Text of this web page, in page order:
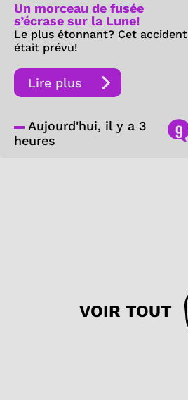
Un morceau de fusée
s’écrase sur la Lune!
Le plus étonnant? Cet accident
était prévu!
Lire plus
Aujourd'hui, il y a 3
heures
9
VOIR TOUT